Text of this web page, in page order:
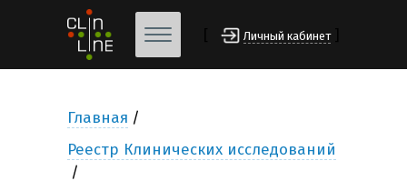
Личный кабинет
Главная
Реестр Клинических исследований